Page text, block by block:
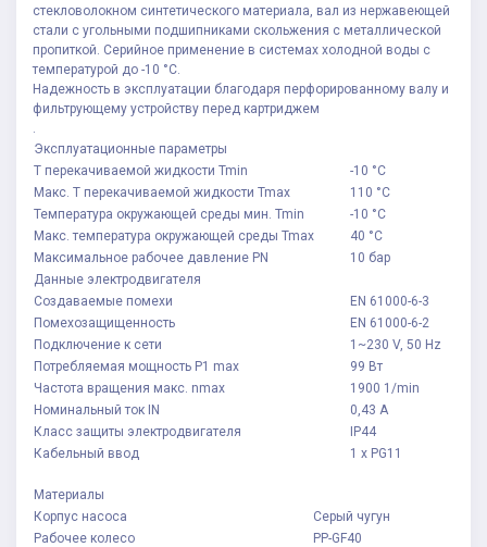
стекловолокном синтетического материала, вал из нержавеющей
стали с угольными подшипниками скольжения с металлической
пропиткой. Серийное применение в системах холодной воды с
температурой до -10 °C.
Надежность в эксплуатации благодаря перфорированному валу и
фильтрующему устройству перед картриджем
.
Эксплуатационные параметры
Т перекачиваемой жидкости Tmin
-10 °C
Макс. T перекачиваемой жидкости Tmax
110 °C
Температура окружающей среды мин. Tmin
-10 °C
Макс. температура окружающей среды Tmax
40 °C
Максимальное рабочее давление PN
10 бар
Данные электродвигателя
Создаваемые помехи
EN 61000-6-3
Помехозащищенность
EN 61000-6-2
Подключение к сети
1~230 V, 50 Hz
Потребляемая мощность P1 max
99 Вт
Частота вращения макс. nmax
1900 1/min
Номинальный ток IN
0,43 А
Класс защиты электродвигателя
IP44
Кабельный ввод
1 x PG11
Материалы
Корпус насоса
Серый чугун
Рабочее колесо
PP-GF40